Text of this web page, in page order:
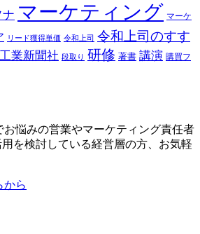
ナ マーケティング マーケ
リード獲得単価 令和上司 令和上司のすす
業新聞社 段取り 研修 著書 講演 購買フ
悩みの営業やマーケティング責任者
を検討している経営層の方、お気軽
から